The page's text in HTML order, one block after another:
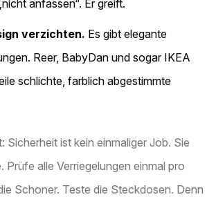
anfassen“. Er greift.
verzichten. Es gibt elegante
Reer, BabyDan und sogar IKEA
schlichte, farblich abgestimmte
Sicherheit ist kein einmaliger Job. Sie
Prüfe alle Verriegelungen einmal pro
Schoner. Teste die Steckdosen. Denn